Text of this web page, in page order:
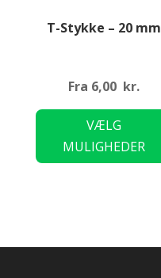
T-Stykke – 20 mm
Fra 6,00 kr.
VÆLG
MULIGHEDER